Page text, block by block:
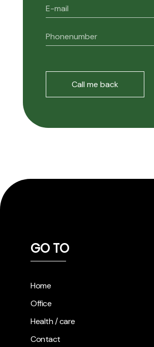
GO TO
Home
Office
Health / care
Contact